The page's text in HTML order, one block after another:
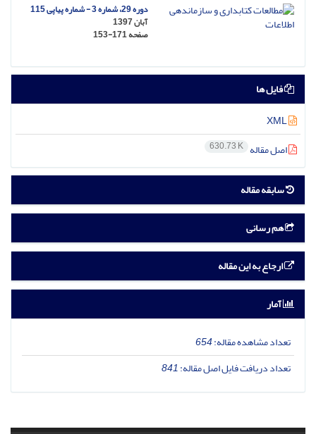
دوره 29، شماره 3 - شماره پیاپی 115
آبان 1397
صفحه153-171
فایل ها
اصل مقاله 630.73 K
سابقه مقاله
هم رسانی
ارجاع به این مقاله
آمار
تعداد مشاهده مقاله:654
تعداد دریافت فایل اصل مقاله:841